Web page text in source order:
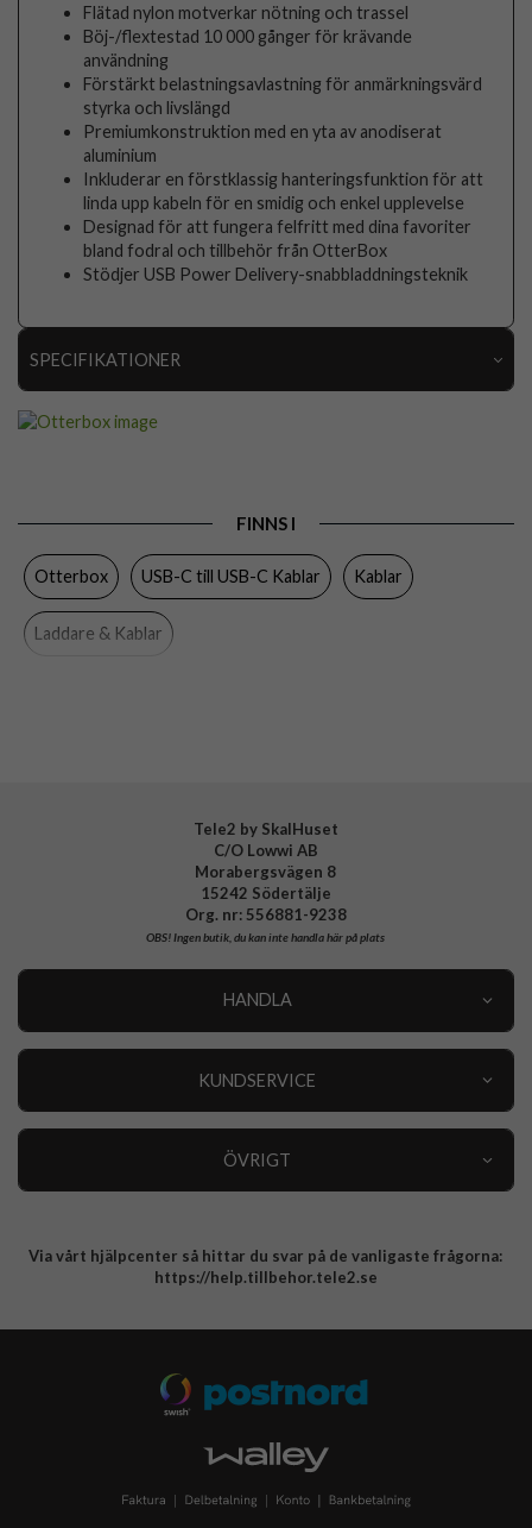
Flätad nylon motverkar nötning och trassel
Böj-/flextestad 10 000 gånger för krävande
användning
Förstärkt belastningsavlastning för anmärkningsvärd
styrka och livslängd
Premiumkonstruktion med en yta av anodiserat
aluminium
Inkluderar en förstklassig hanteringsfunktion för att
linda upp kabeln för en smidig och enkel upplevelse
Designad för att fungera felfritt med dina favoriter
bland fodral och tillbehör från OtterBox
Stödjer USB Power Delivery-snabbladdningsteknik
SPECIFIKATIONER
Tillverkarens art nr
FINNS I
Otterbox USB-C till USB-C Kablar Kablar
Laddare & Kablar
Tele2 by SkalHuset
C/O Lowwi AB
Morabergsvägen 8
15242 Södertälje
Org. nr: 556881-9238
OBS!Ingen butik, du kan inte handla här på plats
HANDLA
KUNDSERVICE
ÖVRIGT
Integritetspolicy
Via vårt hjälpcenter så hittar du svar på de vanligaste frågorna:
https://help.tillbehor.tele2.se